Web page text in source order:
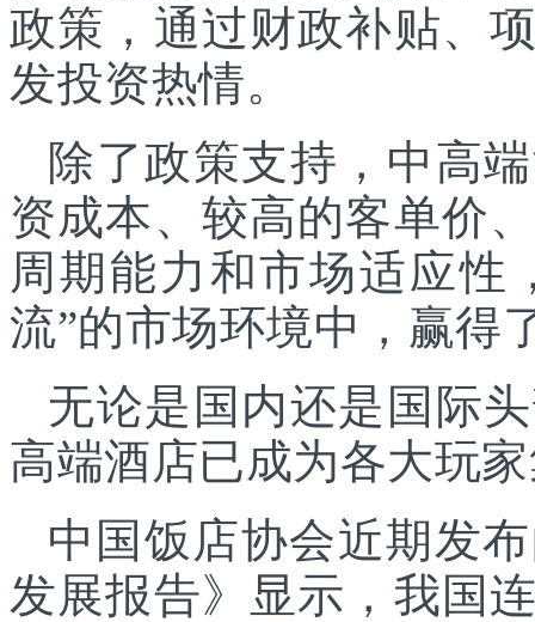
政策，通过财政补贴、
发投资热情。
除了政策支持，中高
资成本、较高的客单价
周期能力和市场适应性
流”的市场环境中，赢得
无论是国内还是国际
高端酒店已成为各大玩
中国饭店协会近期发
发展报告》显示，我国